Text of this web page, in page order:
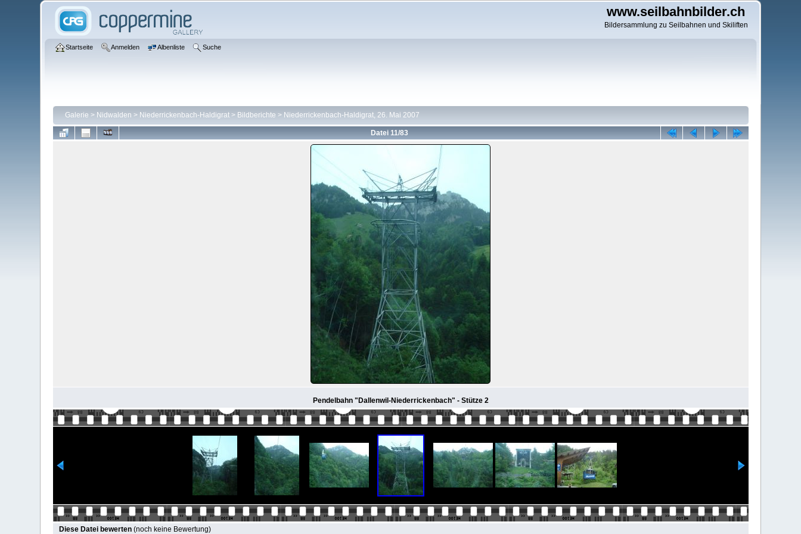
www.seilbahnbilder.ch
Bildersammlung zu Seilbahnen und Skiliften
Startseite Anmelden Albenliste Suche
Galerie > Nidwalden > Niederrickenbach-Haldigrat> Bildberichte > Niederrickenbach-Haldigrat, 26. Mai 2007
Datei 11/83
Pendelbahn "Dallenwil-Niederrickenbach" - Stütze 2
Diese Datei bewerten(noch keine Bewertung)